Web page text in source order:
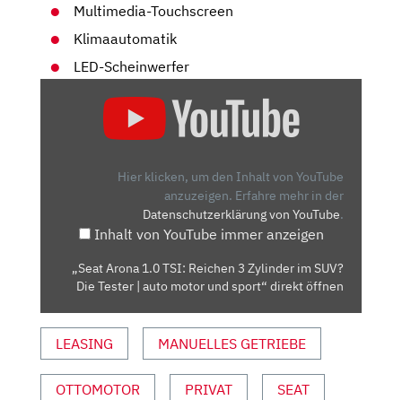
Multimedia-Touchscreen
Klimaautomatik
LED-Scheinwerfer
|
AUTO
UND
Hier klicken, um den Inhalt von YouTube
anzuzeigen. Erfahre mehr in der
Datenschutzerklärung von YouTube.
Inhalt von YouTube immer anzeigen
„Seat Arona 1.0 TSI: Reichen 3 Zylinder im SUV?
Die Tester | auto motor und sport“ direkt öffnen
LEASING MANUELLES GETRIEBE
OTTOMOTOR PRIVAT SEAT